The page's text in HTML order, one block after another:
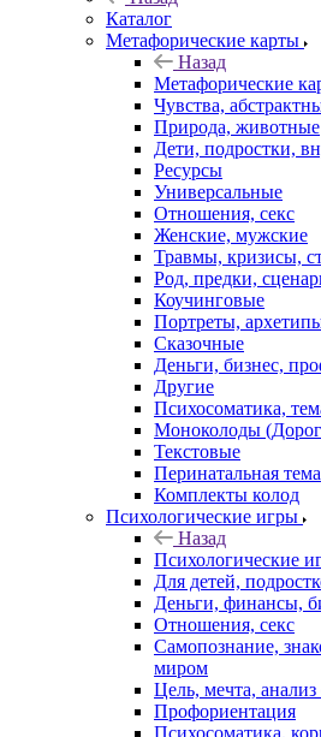
Каталог
Mетафорические карты
Назад
Mетафорические
Чувства,
Природа, животные
Дети, подростки,
Ресурсы
Универсальные
Отношения, секс
Женские, мужские
Травмы, кризисы,
Род, предки,
Коучинговые
Портреты,
Сказочные
Деньги, бизнес,
Другие
Психосоматика,
Моноколоды
Текстовые
Перинатальная тема
Комплекты колод
Психологические игры
Назад
Психологические
Для детей,
Деньги, финансы,
Отношения, секс
Самопознание,
миром
Цель, мечта,
Профориентация
Психосоматика,